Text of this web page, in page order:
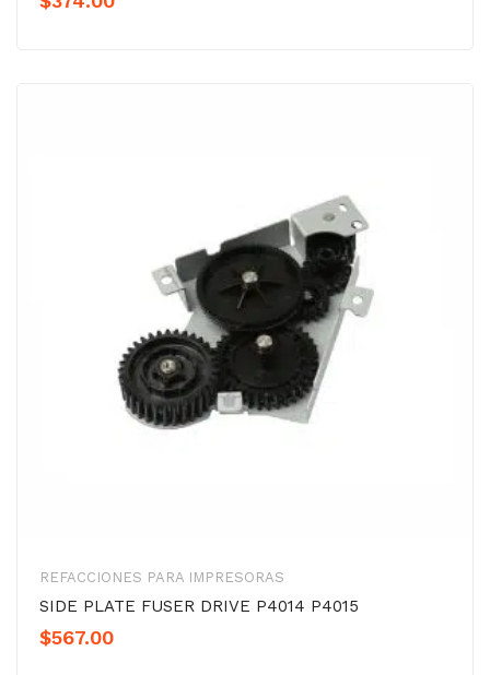
REFACCIONES PARA IMPRESORAS
SIDE PLATE FUSER DRIVE P4014 P4015
$567.00